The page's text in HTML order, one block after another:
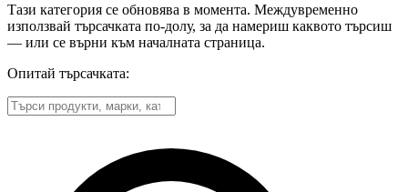
Тази категория се обновява в момента. Междувременно
използвай търсачката по-долу, за да намериш каквото търсиш
— или се върни към началната страница.
Опитай търсачката: